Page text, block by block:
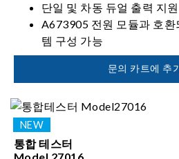
단일 및 차동 듀얼 출력 지원
A673905 전원 모듈과 호환
템 구성 가능
설정 가능한 lane 속도:
문의 카트에 추
통합 테스터